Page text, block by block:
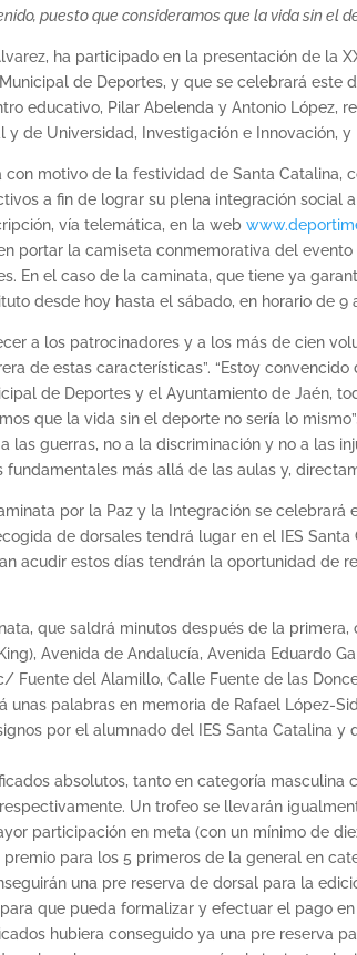
puesto que consideramos que la vida sin el
ha participado en la presentación de la
de Deportes, y que se celebrará
educativo, Pilar Abelenda y Antonio López,
y de Universidad, Investigación e Innovación,
motivo de la festividad de Santa
a fin de lograr su plena integración
vía telemática, en la web
portar la camiseta conmemorativa del
En el caso de la caminata, que tiene ya
desde hoy hasta el sábado, en horario de 9
a los patrocinadores y a los más de cien
de estas características”. “Estoy
de Deportes y el Ayuntamiento de Jaén,
que la vida sin el deporte no sería lo
las guerras, no a la discriminación y no a las
más allá de las aulas y,
por la Paz y la Integración se
de dorsales tendrá lugar en el IES
acudir estos días tendrán la oportunidad de
que saldrá minutos después de la
Avenida de Andalucía, Avenida Eduardo
Fuente del Alamillo, Calle Fuente de las
unas palabras en memoria de Rafael López-
por el alumnado del IES Santa Catalina
absolutos, tanto en categoría
Un trofeo se llevarán
participación en meta (con un mínimo de
para los 5 primeros de la general en
una pre reserva de dorsal para la
que pueda formalizar y efectuar el pago
hubiera conseguido ya una pre reserva